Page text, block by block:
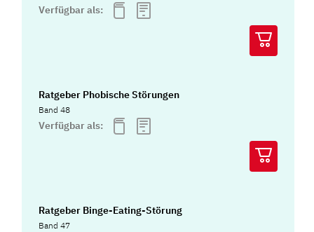
Verfügbar als:
Ratgeber Phobische Störungen
Band 48
Verfügbar als:
Ratgeber Binge-Eating-Störung
Band 47